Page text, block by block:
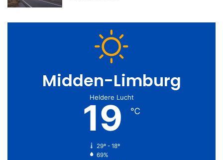
Midden-Limburg
Heldere Lucht
19 ℃
29º - 18º
69%